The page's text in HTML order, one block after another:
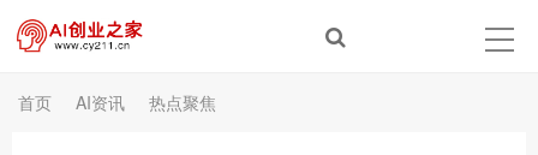
首页 AI资讯 热点聚焦